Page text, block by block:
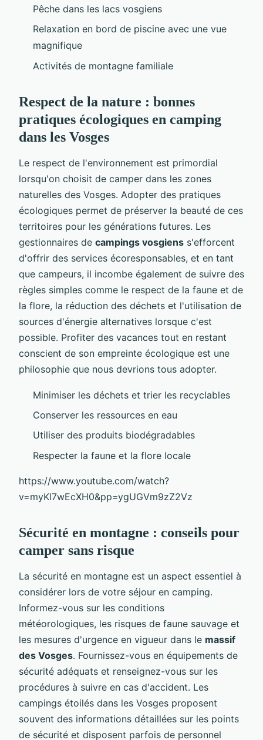
Pêche dans les lacs vosgiens
Relaxation en bord de piscine avec une vue
magnifique
Activités de montagne familiale
Respect de la nature : bonnes
pratiques écologiques en camping
dans les Vosges
Le respect de l'environnement est primordial
lorsqu'on choisit de camper dans les zones
naturelles des Vosges. Adopter des pratiques
écologiques permet de préserver la beauté de ces
territoires pour les générations futures. Les
gestionnaires de campings vosgiens s'efforcent
d'offrir des services écoresponsables, et en tant
que campeurs, il incombe également de suivre des
règles simples comme le respect de la faune et de
la flore, la réduction des déchets et l'utilisation de
sources d'énergie alternatives lorsque c'est
possible. Profiter des vacances tout en restant
conscient de son empreinte écologique est une
philosophie que nous devrions tous adopter.
Minimiser les déchets et trier les recyclables
Conserver les ressources en eau
Utiliser des produits biodégradables
Respecter la faune et la flore locale
https://www.youtube.com/watch?
v=myKl7wEcXH0&pp=ygUGVm9zZ2Vz
Sécurité en montagne : conseils pour
camper sans risque
La sécurité en montagne est un aspect essentiel à
considérer lors de votre séjour en camping.
Informez-vous sur les conditions
météorologiques, les risques de faune sauvage et
les mesures d'urgence en vigueur dans le massif
des Vosges. Fournissez-vous en équipements de
sécurité adéquats et renseignez-vous sur les
procédures à suivre en cas d'accident. Les
campings étoilés dans les Vosges proposent
souvent des informations détaillées sur les points
de sécurité et disposent parfois de personnel